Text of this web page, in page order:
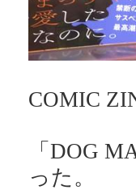
COMIC
「DOG
った。